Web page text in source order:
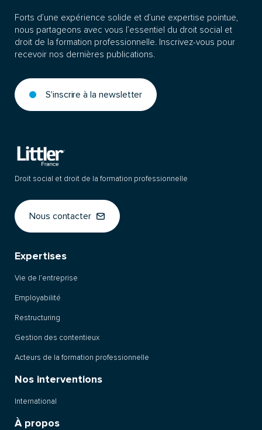
Forts d’une expérience solide et d’une expertise pointue,
nous partageons avec vous l’essentiel du droit social et
droit de la formation professionnelle. Inscrivez-vous pour
recevoir nos dernières publications.
S'inscrire à la newsletter
Droit social et droit de la formation professionnelle
Nous contacter
Expertises
Vie de l’entreprise
Employabilité
Restructuring
Gestion des contentieux
Acteurs de la formation professionnelle
Nos interventions
International
À propos